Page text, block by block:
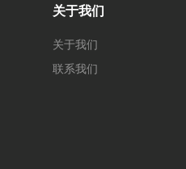
关于我们
关于我们
联系我们